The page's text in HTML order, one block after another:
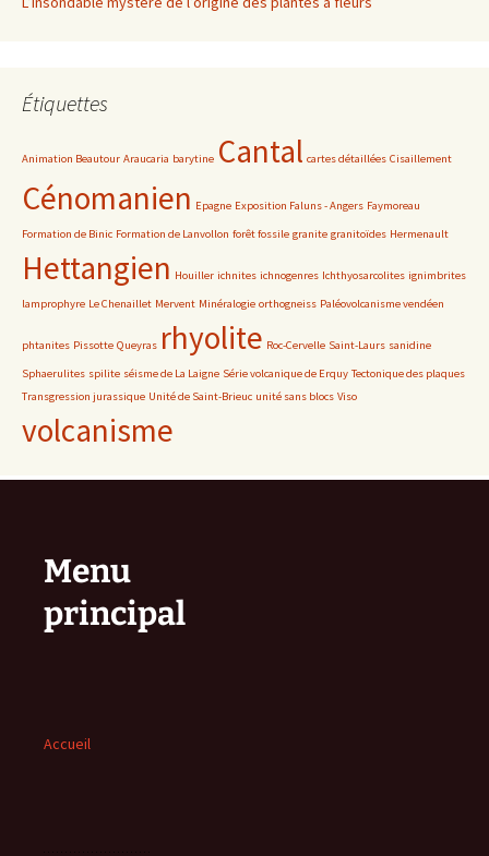
Étiquettes
Animation Beautour Araucaria barytine Cantal cartes détaillées Cisaillement
Cénomanien Epagne Exposition Faluns - Angers Faymoreau
Formation de Binic Formation de Lanvollon forêt fossile granite granitoïdes Hermenault
Hettangien Houiller ichnites ichnogenres Ichthyosarcolites ignimbrites
lamprophyre Le Chenaillet Mervent Minéralogie orthogneiss Paléovolcanisme vendéen
phtanites Pissotte Queyras rhyolite Roc-Cervelle Saint-Laurs sanidine
Sphaerulites spilite séisme de La Laigne Série volcanique de Erquy Tectonique des plaques
Transgression jurassique Unité de Saint-Brieuc unité sans blocs Viso
volcanisme
Menu
principal
Accueil